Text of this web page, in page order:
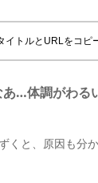
イトルとURLをコピ
あ…体調がわる
くと、原因も分